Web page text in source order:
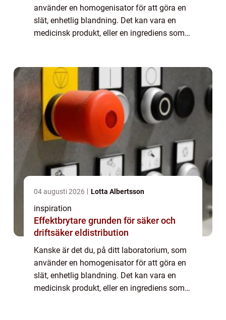
använder en homogenisator för att göra en
slät, enhetlig blandning. Det kan vara en
medicinsk produkt, eller en ingrediens som
04 augusti 2026 Lotta Albertsson
inspiration
Effektbrytare grunden för säker och
driftsäker eldistribution
Kanske är det du, på ditt laboratorium, som
använder en homogenisator för att göra en
slät, enhetlig blandning. Det kan vara en
medicinsk produkt, eller en ingrediens som